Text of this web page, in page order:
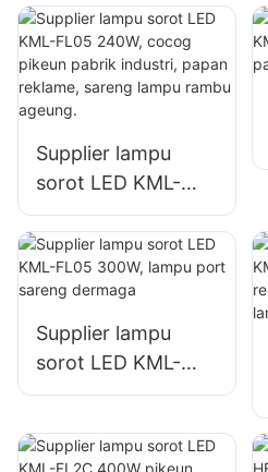
lampu tempat
parkir sareng
tempat
panyimpenan
Supplier lampu
sorot LED KML-
FL05 240W, cocog
pikeun pabrik
industri, papan
reklame, sareng
lampu rambu
ageung.
Supplier lampu
sorot LED KML-
FL05 300W, lampu
dermaga